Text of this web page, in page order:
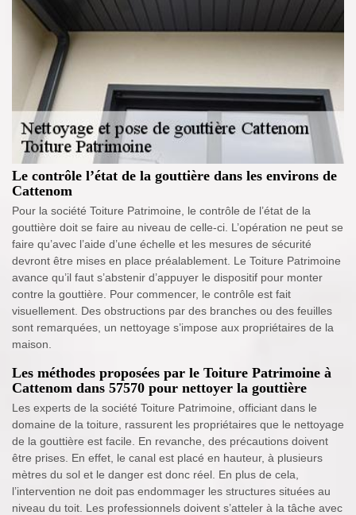
Le contrôle l’état de la gouttière dans les environs de
Cattenom
Pour la société Toiture Patrimoine, le contrôle de l’état de la
gouttière doit se faire au niveau de celle-ci. L’opération ne peut se
faire qu’avec l’aide d’une échelle et les mesures de sécurité
devront être mises en place préalablement. Le Toiture Patrimoine
avance qu’il faut s’abstenir d’appuyer le dispositif pour monter
contre la gouttière. Pour commencer, le contrôle est fait
visuellement. Des obstructions par des branches ou des feuilles
sont remarquées, un nettoyage s’impose aux propriétaires de la
maison.
Les méthodes proposées par le Toiture Patrimoine à
Cattenom dans 57570 pour nettoyer la gouttière
Les experts de la société Toiture Patrimoine, officiant dans le
domaine de la toiture, rassurent les propriétaires que le nettoyage
de la gouttière est facile. En revanche, des précautions doivent
être prises. En effet, le canal est placé en hauteur, à plusieurs
mètres du sol et le danger est donc réel. En plus de cela,
l’intervention ne doit pas endommager les structures situées au
niveau du toit. Les professionnels doivent s’atteler à la tâche avec